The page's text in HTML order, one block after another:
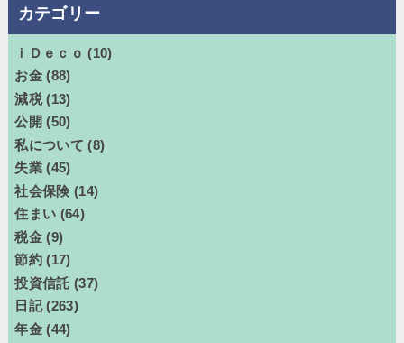
カテゴリー
ｉＤｅｃｏ (10)
お金 (88)
減税 (13)
公開 (50)
私について (8)
失業 (45)
社会保険 (14)
住まい (64)
税金 (9)
節約 (17)
投資信託 (37)
日記 (263)
年金 (44)